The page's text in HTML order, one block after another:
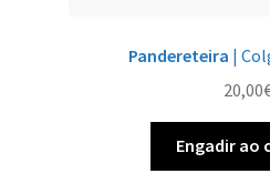
Pandereteira |
20,00
Engadir ao